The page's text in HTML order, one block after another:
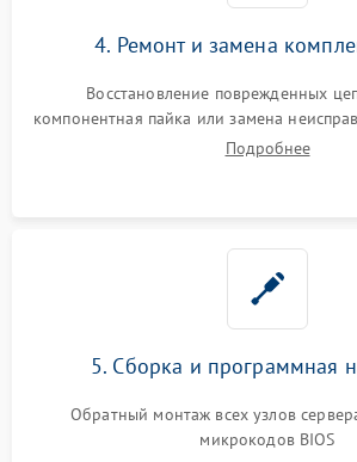
4. Ремонт и замена
Восстановление поврежденных
компонентная пайка или замена
Подробнее
5. Сборка и программная
Обратный монтаж всех узлов
микрокодов BIOS